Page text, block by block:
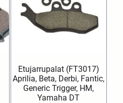
Etujarrupalat (FT3017)
Aprilia, Beta, Derbi, Fantic,
Generic Trigger, HM,
Yamaha DT